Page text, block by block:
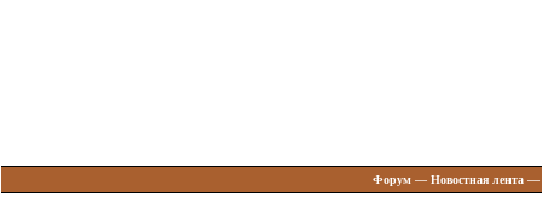
Форум— Новостная лента—